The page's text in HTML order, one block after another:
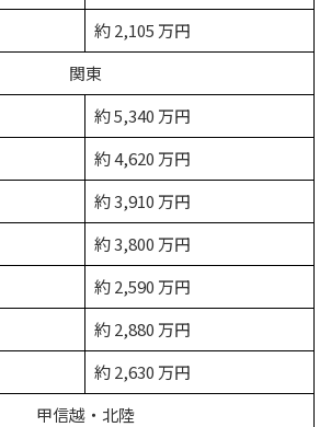
約 2,105 万円
関東
約 5,340 万円
約 4,620 万円
約 3,910 万円
約 3,800 万円
約 2,590 万円
約 2,880 万円
約 2,630 万円
甲信越・北陸